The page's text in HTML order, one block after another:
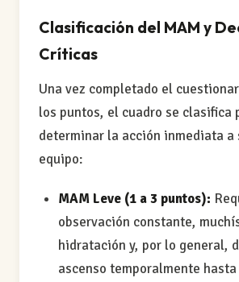
Clasificación del MAM y
Críticas
Una vez completado el
los puntos, el cuadro se clasifica
determinar la acción inmediata a
equipo:
MAM Leve (1 a 3 puntos):
observación constante,
hidratación y, por lo general,
ascenso temporalmente